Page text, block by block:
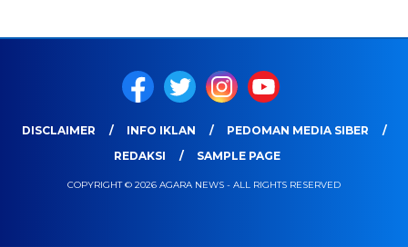
DISCLAIMER INFO IKLAN
PEDOMAN MEDIA SIBER
REDAKSI
SAMPLE PAGE
COPYRIGHT © 2026 AGARA NEWS - ALL RIGHTS RESERVED